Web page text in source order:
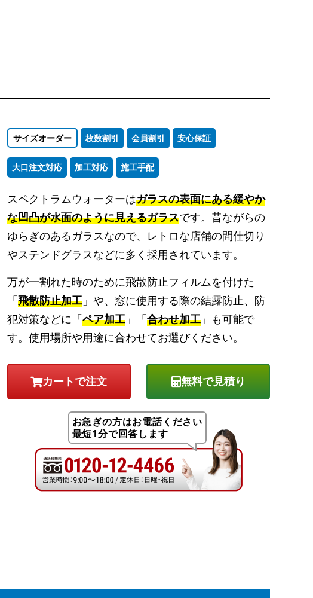
サイズオーダー 枚数割引 会員割引 安心保証
大口注文対応 加工対応 施工手配
スペクトラムウォーターはガラスの表面にある緩やか
な凹凸が水面のように見えるガラスです。昔ながらの
ゆらぎのあるガラスなので、レトロな店舗の間仕切り
やステンドグラスなどに多く採用されています。
万が一割れた時のために飛散防止フィルムを付けた
「飛散防止加工 」や、窓に使用する際の結露防止、防
犯対策などに「ペア加工 」「合わせ加工 」も可能で
す。使用場所や用途に合わせてお選びください。
無料で見積り
お急ぎの方はお電話ください
最短1分で回答します